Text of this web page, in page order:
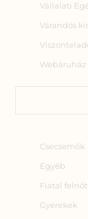
Vállalati
Várandós
Webáruház
Csecsemők
Egyéb
Fiatal
Gyerekek